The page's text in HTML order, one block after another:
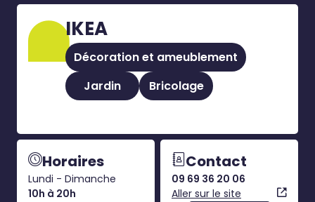
IKEA
Décoration et ameublement
Jardin
Bricolage
Horaires
Lundi - Dimanche
10h à 20h
Contact
09 69 36 20 06
Aller sur le site